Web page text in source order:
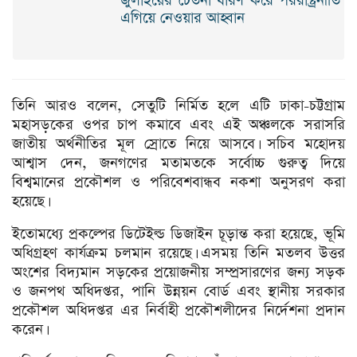
এগিয়ে নেওয়ার আহ্বান
তিনি আরও বলেন, সেতুটি নির্মিত হলে এটি ঢাকা-চট্টগ্রাম
মহাসড়কের ওপর চাপ কমাবে এবং এই অঞ্চলকে সরাসরি
জাতীয় অর্থনীতির মূল স্রোতে নিয়ে আসবে। সচিব মহোদয়
আশ্বাস দেন, জনগণের মতামতকে সর্বোচ্চ গুরুত্ব দিয়ে
বিশ্বমানের প্রকৌশল ও পরিবেশবান্ধব নকশা অনুসরণ করা
হয়েছে।
ইতোমধ্যে প্রকল্পের ডিটেইল্ড ডিজাইন চূড়ান্ত করা হয়েছে, ভূমি
অধিগ্রহণ কার্যক্রম চলমান রয়েছে। এসময় তিনি মতলব উত্তর
অংশের বিদ্যমান সড়কের প্রয়োজনীয় সম্প্রসারণের জন্য সড়ক
ও জনপথ অধিদপ্তর, পানি উন্নয়ন বোর্ড এবং স্থানীয় সরকার
প্রকৌশল অধিদপ্তর এর নির্বাহী প্রকৌশলীদের নির্দেশনা প্রদান
করেন।